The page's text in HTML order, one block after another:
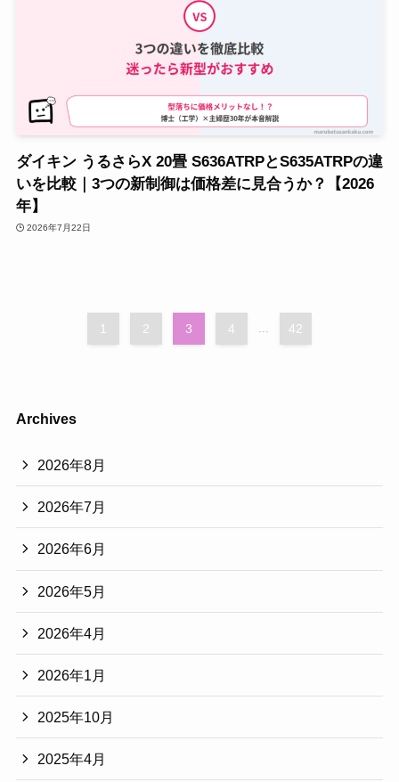
ダイキン うるさらX 20畳 S636ATRPとS635ATRPの違
いを比較｜3つの新制御は価格差に見合うか？【2026
年】
2026年7月22日
1 2 3 4 ... 42
Archives
2026年8月
2026年7月
2026年6月
2026年5月
2026年4月
2026年1月
2025年10月
2025年4月